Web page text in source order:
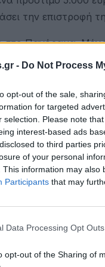
- Do Not Process
opt-out of the sale,
for targeted
selection. Please note
interest-based ads
to third parties
of your personal
This information may
Participants that may
Data Processing Opt Outs
opt-out of the Sharing of
την επιστροφή
στο Πανόραμα.
της νόσου.
οποίο
στο Πανόραμα
των επαφών